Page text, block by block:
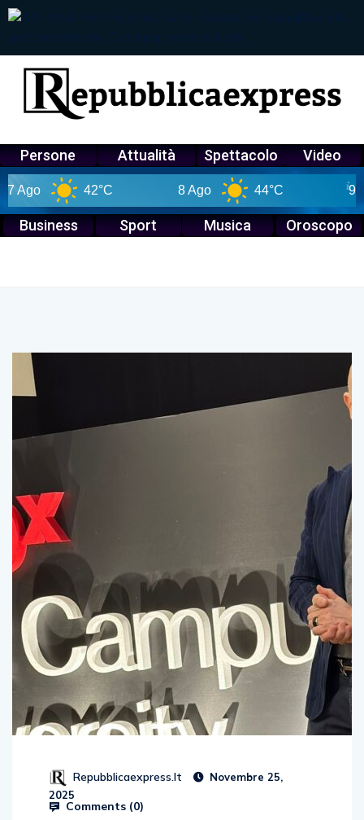
Persone Attualità Spettacolo Video
42°C 8 Ago 44°C 9 Ago
Business Sport Musica Oroscopo
Repubblicaexpress.it
Novembre 25,
2025
Comments (0)